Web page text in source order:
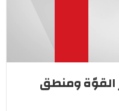
القوّة ومنطق